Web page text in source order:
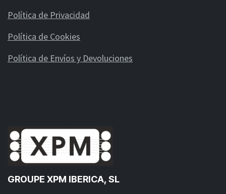
Política de Privacidad
Política de Cookies
Política de Envíos y Devoluciones
GROUPE XPM IBERICA, SL